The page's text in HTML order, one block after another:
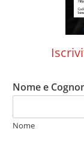
Nome e
Nome